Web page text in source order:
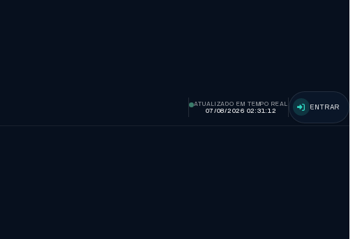
ATUALIZADO EM TEMPO REAL
07/08/2026 02:31:13
ENTRAR